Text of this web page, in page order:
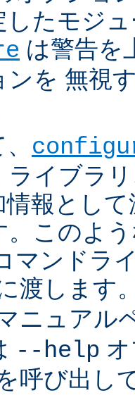
したモジ
は警告を
ンを 無視
ライブラ
報とし
このよ
マンドラ
渡します
ニュアル
--help
呼び出し